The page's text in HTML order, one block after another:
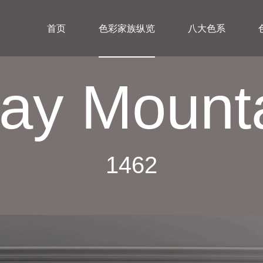
首页 色彩家族纵览 八大色系
1462